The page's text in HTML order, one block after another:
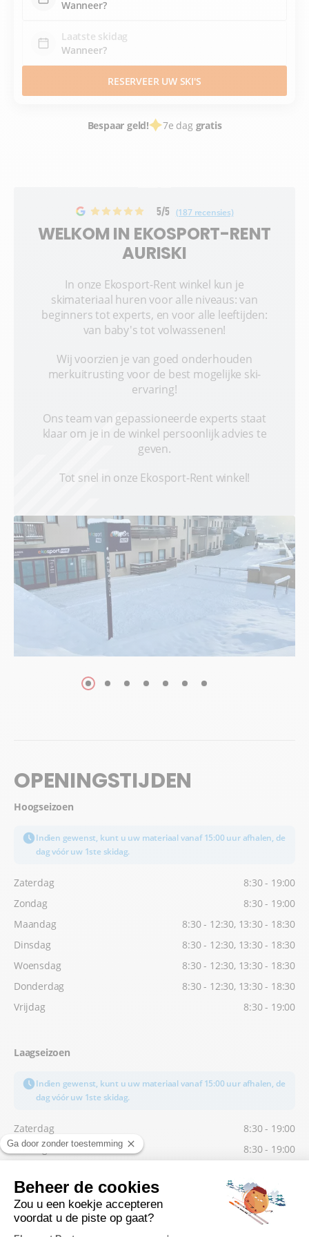
Laatste skidag
RESERVEER UW SKI'S
Bespaar geld! 7e dag gratis
5/5 (187 recensies)
WELKOM IN EKOSPORT-RENT
AURISKI
In onze Ekosport-Rent winkel kun je
skimateriaal huren voor alle niveaus: van
beginners tot experts, en voor alle leeftijden:
van baby's tot volwassenen!
Wij voorzien je van goed onderhouden
merkuitrusting voor de best mogelijke ski-
ervaring!
Ons team van gepassioneerde experts staat
klaar om je in de winkel persoonlijk advies te
geven.
Tot snel in onze Ekosport-Rent winkel!
OPENINGSTIJDEN
Hoogseizoen
Indien gewenst, kunt u uw materiaal vanaf 15:00 uur afhalen, de
dag vóór uw 1ste skidag.
Zaterdag
8:30 - 19:00
Zondag
8:30 - 19:00
Maandag
8:30 - 12:30, 13:30 - 18:30
Dinsdag
8:30 - 12:30, 13:30 - 18:30
Woensdag
8:30 - 12:30, 13:30 - 18:30
Donderdag
8:30 - 12:30, 13:30 - 18:30
Vrijdag
8:30 - 19:00
Laagseizoen
Indien gewenst, kunt u uw materiaal vanaf 15:00 uur afhalen, de
dag vóór uw 1ste skidag.
Zaterdag
8:30 - 19:00
Zondag
8:30 - 19:00
Dinsdag
8:30 - 12:30, 13:30 - 18:30
Woensdag
8:30 - 12:30, 13:30 - 18:30
Donderdag